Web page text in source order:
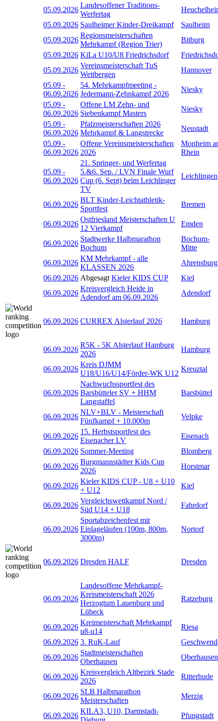
05.09.2026
Landesoffener Traditions-
Werfertag
05.09.2026 Saulheimer Kinder-Dreikampf
Saulheim
05.09.2026
Regionsmeisterschaften
Mehrkampf (Region Trier)
Bitburg
05.09.2026 KiLa U10/U8 Friedrichsdorf
05.09.2026
Vereinsmeisterschaft TuS
Wettbergen
Hannover
05.09 -
06.09.2026
54. Mehrkampfmeeting -
Jedermann-Zehnkampf 2026
Niesky
05.09 -
06.09.2026
Offene LM Zehn- und
Siebenkampf Masters
Niesky
05.09 -
06.09.2026
Pfalzmeisterschaften 2026
Mehrkampf & Langstrecke
Neustadt
05.09 -
06.09.2026
Offene Vereinsmeisterschaften
2026
Monheim
Rhein
05.09 -
06.09.2026
21. Springer- und Werfertag
5.&6. Sep. / LVN Finale Wurf
Cup (6. Sept) beim Leichlinger
TV
Leichlingen
06.09.2026
BLT Kinder-Leichtathletik-
Sportfest
Bremen
06.09.2026
Ostfriesland Meisterschaften U
12 Vierkampf
Emden
06.09.2026
Stadtwerke Halbmarathon
Bochum
Bochum-
Mitte
06.09.2026
KM Mehrkampf - alle
KLASSEN 2026
Ahrensburg
06.09.2026 Abgesagt Kieler KIDS CUP
Kiel
06.09.2026
Kreisvergleich Heide in
Adendorf am 06.09.2026
Adendorf
06.09.2026 CURREX Alsterlauf 2026 Hamburg
06.09.2026
R5K - 5K Alsterlauf Hamburg
2026
Hamburg
06.09.2026
Kreis DJMM
U18/U16/U14/Förder-WK U12
Kreuztal
06.09.2026
Nachwuchssportfest des
Barsbütteler SV + HHM
Langstaffel
Barsbüttel
06.09.2026
NLV+BLV - Meisterschaft
Fünfkampf + 10.000m
Velpke
06.09.2026
15. Herbstsportfest des
Eisenacher LV
Eisenach
06.09.2026 Sommer-Meeting
Blomberg
06.09.2026
Burgmannstädter Kids Cup
2026
Horstmar
06.09.2026
Kieler KIDS CUP - U8 + U10
+ U12
Kiel
06.09.2026
Vergleichswettkampf Nord /
Süd U14 + U18
Fahrdorf
06.09.2026
Sportabzeichenfest mit
Einlageläufen (100m, 800m,
3000m)
Nortorf
06.09.2026 Dresden HALF Dresden
06.09.2026
Landesoffene Mehrkampf-
Kreismeisterschaft 2026
Herzogtum Lauenburg und
Lübeck
Ratzeburg
06.09.2026
Kreimeisterschaft Mehrkampf
u8-u14
Riesa
06.09.2026 3. RuK-Lauf
06.09.2026
Stadtmeisterschaften
Oberhausen
Oberhausen
06.09.2026
Kreisvergleich Altbezirk Stade
2026
Ritterhude
06.09.2026
SLB Halbmarathon
Meisterschaften
Merzig
06.09.2026
KILA3, U10, Darmstadt-
Pfungstadt